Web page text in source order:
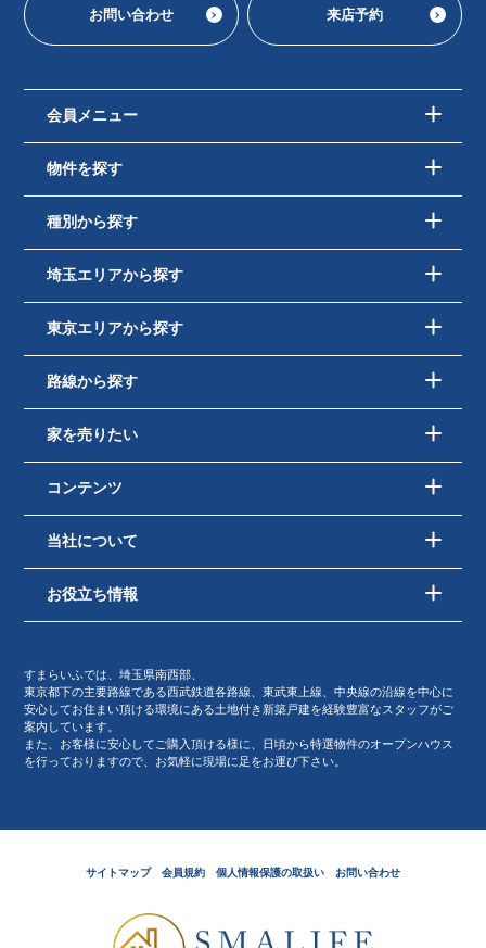
お問い合わせ 来店予約
会員メニュー
物件を探す
種別から探す
埼玉エリアから探す
東京エリアから探す
路線から探す
家を売りたい
コンテンツ
当社について
お役立ち情報
すまらいふでは、埼玉県南西部、
東京都下の主要路線である西武鉄道各路線、東武東上線、中央線の沿線を中心に
安心してお住まい頂ける環境にある土地付き新築戸建を経験豊富なスタッフがご
案内しています。
また、お客様に安心してご購入頂ける様に、日頃から特選物件のオープンハウス
を行っておりますので、お気軽に現場に足をお運び下さい。
サイトマップ 会員規約 個人情報保護の取扱い お問い合わせ